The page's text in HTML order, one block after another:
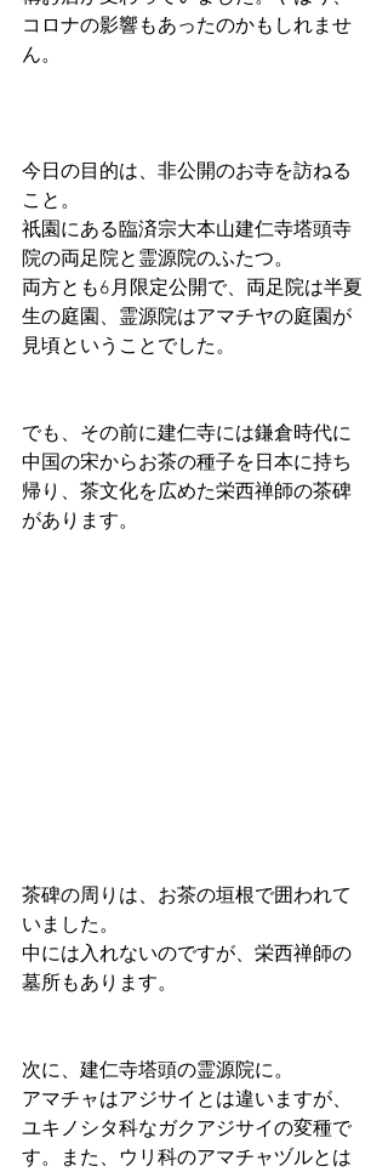
コロナの影響もあったのかもしれませ
ん。
今日の目的は、非公開のお寺を訪ねる
こと。
祇園にある臨済宗大本山建仁寺塔頭寺
院の両足院と霊源院のふたつ。
両方とも6月限定公開で、両足院は半夏
生の庭園、霊源院はアマチヤの庭園が
見頃ということでした。
でも、その前に建仁寺には鎌倉時代に
中国の宋からお茶の種子を日本に持ち
帰り、茶文化を広めた栄西禅師の茶碑
があります。
茶碑の周りは、お茶の垣根で囲われて
いました。
中には入れないのですが、栄西禅師の
墓所もあります。
次に、建仁寺塔頭の霊源院に。
アマチャはアジサイとは違いますが、
ユキノシタ科なガクアジサイの変種で
す。また、ウリ科のアマチャヅルとは